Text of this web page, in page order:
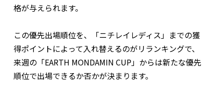
格が与えられます。
この優先出場順位を、「ニチレイレディス」までの獲
得ポイントによって入れ替えるのがリランキングで、
来週の「EARTH MONDAMIN CUP」からは新たな優先
順位で出場できるか否かが決まります。